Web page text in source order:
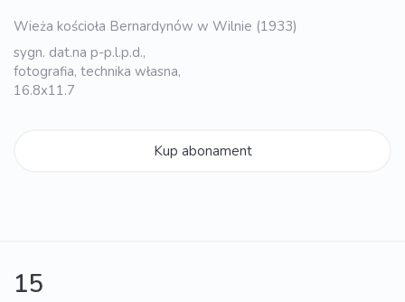
Wieża kościoła Bernardynów w Wilnie (1933)
sygn. dat.na p-p.l.p.d.,
fotografia, technika własna,
16.8x11.7
Kup abonament
15